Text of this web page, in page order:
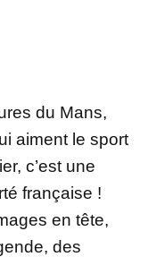
du Mans,
aiment le sport
c’est une
française !
en tête,
des